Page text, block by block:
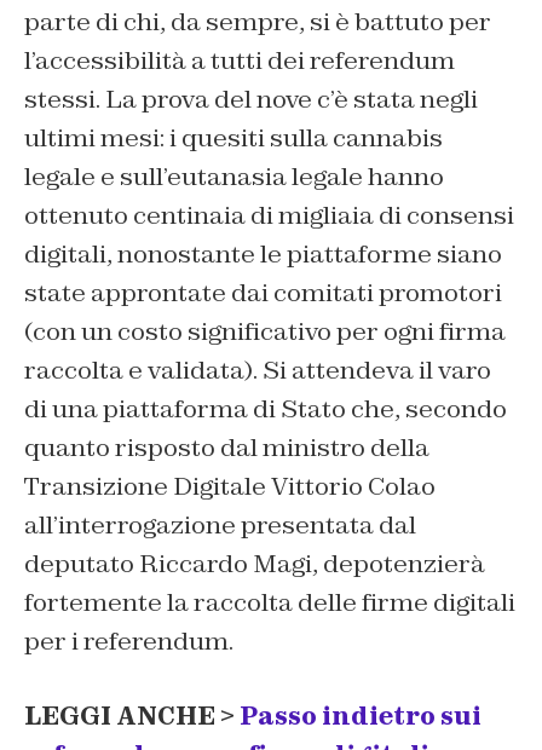
parte di chi, da sempre, si è battuto per
l’accessibilità a tutti dei referendum
stessi. La prova del nove c’è stata negli
ultimi mesi: i quesiti sulla cannabis
legale e sull’eutanasia legale hanno
ottenuto centinaia di migliaia di consensi
digitali, nonostante le piattaforme siano
state approntate dai comitati promotori
(con un costo significativo per ogni firma
raccolta e validata). Si attendeva il varo
di una piattaforma di Stato che, secondo
quanto risposto dal ministro della
Transizione Digitale Vittorio Colao
all’interrogazione presentata dal
deputato Riccardo Magi, depotenzierà
fortemente la raccolta delle firme digitali
per i referendum.
LEGGI ANCHE > Passo indietro sui